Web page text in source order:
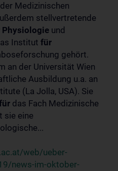
Medizinischen
stellvertretende
Physiologie und
Institut für
gehört.
an der Universität Wien
Ausbildung u.a. an
(La Jolla, USA). Sie
das Fach Medizinische
sie eine
web/ueber-
news-im-oktober-